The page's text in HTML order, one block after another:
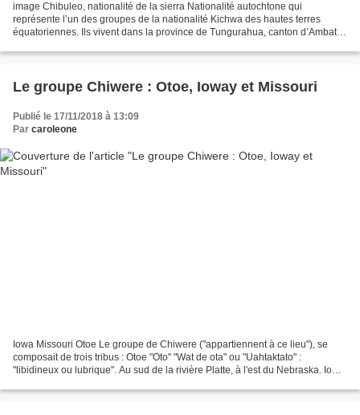
image Chibuleo, nationalité de la sierra Nationalité autochtone qui
représente l’un des groupes de la nationalité Kichwa des hautes terres
équatoriennes. Ils vivent dans la province de Tungurahua, canton d’Ambato,
Le groupe Chiwere : Otoe, Ioway et Missouri
Publié le 17/11/2018 à 13:09
Par caroleone
Iowa Missouri Otoe Le groupe de Chiwere ("appartiennent à ce lieu"), se
composait de trois tribus : Otoe "Oto" "Wat de ota" ou "Uahtaktato" :
"libidineux ou lubrique". Au sud de la rivière Platte, à l'est du Nebraska. Iowa